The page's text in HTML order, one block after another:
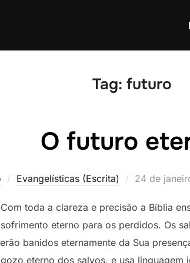
Tag: futuro
O futuro
Evangelísticas (Escrita)
Postado
24 de
Com toda a clareza e precisão a Bíblia
sofrimento eterno para os perdidos. Os
banidos eternamente da Sua
gozo eterno dos salvos, e usa linguagem